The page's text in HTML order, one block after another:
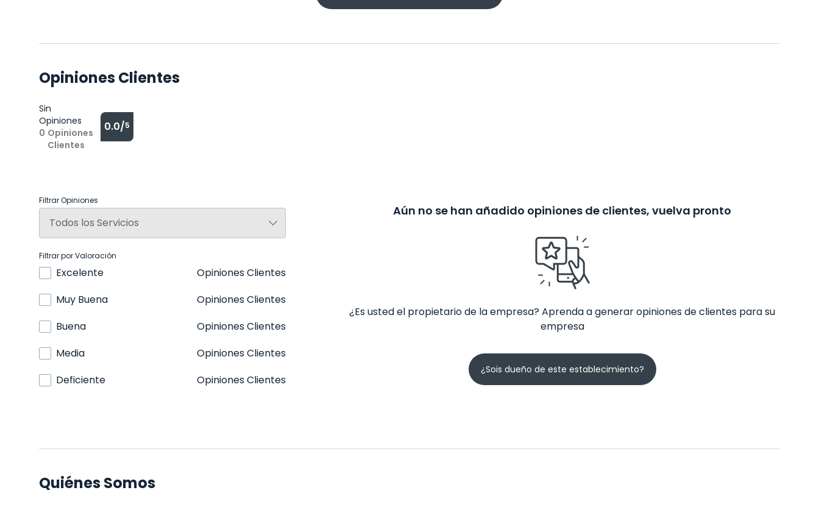
Opiniones Clientes
Sin
Opiniones
0 Opiniones
Clientes
0.0/5
Filtrar Opiniones
Filtrar por Valoración
Excelente
Opiniones Clientes
Muy Buena
Opiniones Clientes
Buena
Opiniones Clientes
Media
Opiniones Clientes
Deficiente
Opiniones Clientes
Aún no se han añadido opiniones de clientes, vuelva pronto
¿Es usted el propietario de la empresa? Aprenda a generar opiniones de clientes para su
empresa
¿Sois dueño de este establecimiento?
Quiénes Somos